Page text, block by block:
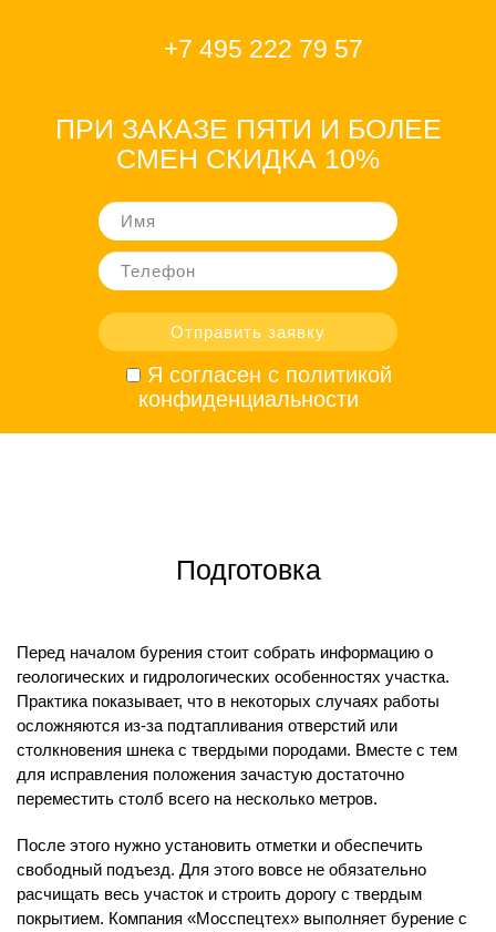
+7 495 222 79 57
ПРИ ЗАКАЗЕ ПЯТИ И БОЛЕЕ
СМЕН СКИДКА 10%
Я согласен с политикой
конфиденциальности
Подготовка
Перед началом бурения стоит собрать информацию о
геологических и гидрологических особенностях участка.
Практика показывает, что в некоторых случаях работы
осложняются из-за подтапливания отверстий или
столкновения шнека с твердыми породами. Вместе с тем
для исправления положения зачастую достаточно
переместить столб всего на несколько метров.
После этого нужно установить отметки и обеспечить
свободный подъезд. Для этого вовсе не обязательно
расчищать весь участок и строить дорогу с твердым
покрытием. Компания «Мосспецтех» выполняет бурение с